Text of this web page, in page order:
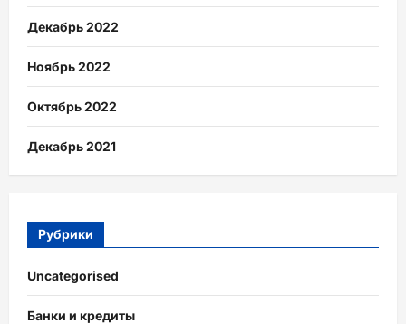
Декабрь 2022
Ноябрь 2022
Октябрь 2022
Декабрь 2021
Рубрики
Uncategorised
Банки и кредиты